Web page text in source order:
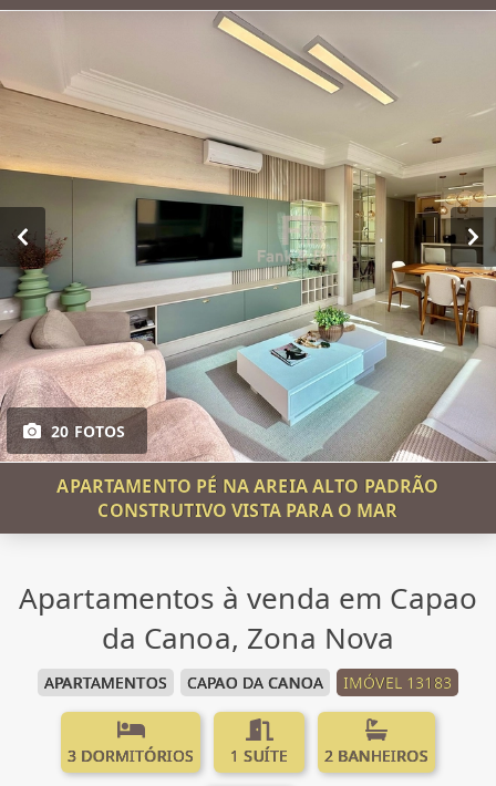
20 FOTOS
APARTAMENTO PÉ NA AREIA ALTO PADRÃO
CONSTRUTIVO VISTA PARA O MAR
Apartamentos à venda em Capao
da Canoa, Zona Nova
APARTAMENTOS CAPAO DA CANOA IMÓVEL 13183
3 DORMITÓRIOS 1 SUÍTE 2 BANHEIROS